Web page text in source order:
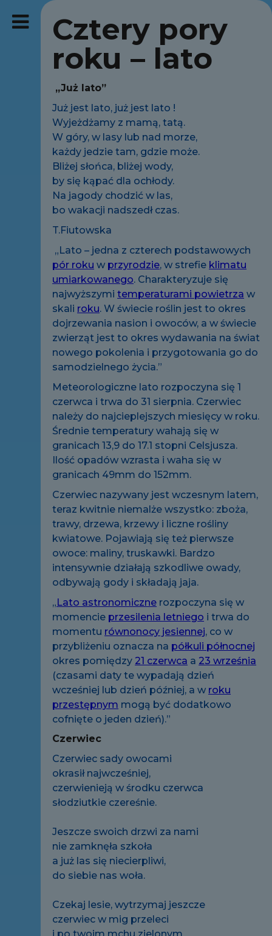
Cztery pory
roku – lato
,,Już lato”
Już jest lato, już jest lato !
Wyjeżdżamy z mamą, tatą.
W góry, w lasy lub nad morze,
każdy jedzie tam, gdzie może.
Bliżej słońca, bliżej wody,
by się kąpać dla ochłody.
Na jagody chodzić w las,
bo wakacji nadszedł czas.
T.Fiutowska
„Lato – jedna z czterech podstawowych
pór roku w przyrodzie, w strefie klimatu
umiarkowanego. Charakteryzuje się
najwyższymitemperaturami powietrza w
skali roku. W świecie roślin jest to okres
dojrzewania nasion i owoców, a w świecie
zwierząt jest to okres wydawania na świat
nowego pokolenia i przygotowania go do
samodzielnego życia.”
Meteorologiczne lato rozpoczyna się 1
czerwca i trwa do 31 sierpnia. Czerwiec
należy do najcieplejszych miesięcy w roku.
Średnie temperatury wahają się w
granicach 13,9 do 17.1 stopni Celsjusza.
Ilość opadów wzrasta i waha się w
granicach 49mm do 152mm.
Czerwiec nazywany jest wczesnym latem,
teraz kwitnie niemalże wszystko: zboża,
trawy, drzewa, krzewy i liczne rośliny
kwiatowe. Pojawiają się też pierwsze
owoce: maliny, truskawki. Bardzo
intensywnie działają szkodliwe owady,
odbywają gody i składają jaja.
„Lato astronomiczne rozpoczyna się w
momencie przesilenia letniego i trwa do
momentu równonocy jesiennej, co w
przybliżeniu oznacza na półkuli północnej
okres pomiędzy 21 czerwca a 23 września
(czasami daty te wypadają dzień
wcześniej lub dzień później, a w roku
przestępnym mogą być dodatkowo
cofnięte o jeden dzień).”
Czerwiec
Czerwiec sady owocami
okrasił najwcześniej,
czerwienieją w środku czerwca
słodziutkie czereśnie.
Jeszcze swoich drzwi za nami
nie zamknęła szkoła
a już las się niecierpliwi,
do siebie nas woła.
Czekaj lesie, wytrzymaj jeszcze
czerwiec w mig przeleci